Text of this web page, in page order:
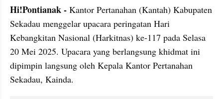
Hi!Pontianak - Kantor Pertanahan (Kantah) Kabupaten
Sekadau menggelar upacara peringatan Hari
Kebangkitan Nasional (Harkitnas) ke-117 pada Selasa
20 Mei 2025. Upacara yang berlangsung khidmat ini
dipimpin langsung oleh Kepala Kantor Pertanahan
Sekadau, Kainda.